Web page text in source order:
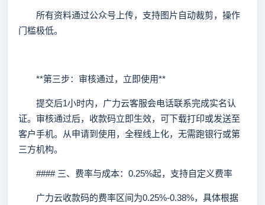
所有资料通过公众号上传，支持图片自动裁剪，操作
门槛极低。
**第三步：审核通过，立即使用**
提交后1小时内，广力云客服会电话联系完成实名认
证。审核通过后，收款码立即生效，可下载打印或发送至
客户手机。从申请到使用，全程线上化，无需跑银行或第
三方机构。
#### 三、费率与成本：0.25%起，支持自定义费率
广力云收款码的费率区间为0.25%-0.38%，具体根据